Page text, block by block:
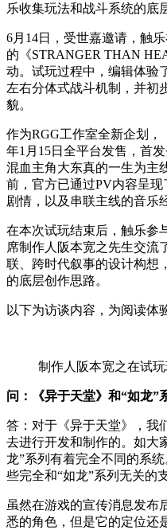
乐收集玩法和战斗系统的底
6月14日，受世嘉邀请，触
的《STRANGER THAN
动。试玩过程中，编辑体验
左右分体式战斗机制，并初
貌。
作为RGG工作室全新企划，
年1月15日全平台发售，首
混血主角大东真的一生为主
前，官方已通过PV内容呈
剧情，以及串联主线的音乐
在本次试玩结束后，触乐参
席制作人阪本宽之先生交流
联、跨时代叙事的设计构想
的底层创作思路。
以下为访谈内容，为阅读体
制作人阪本宽之在试
问：《异于天堂》和“如龙”
答：对于《异于天堂》，我
去进行开发和制作的。如大
龙”系列有着完全不同的系
些完全和“如龙”系列无关的
虽然在游戏的宣传消息发布
悉的角色，但是它的定位还